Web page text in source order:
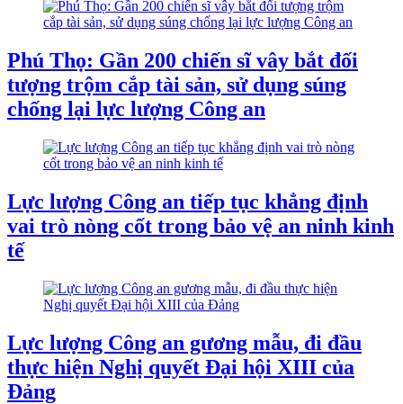
Phú Thọ: Gần 200 chiến sĩ vây bắt đối
tượng trộm cắp tài sản, sử dụng súng
chống lại lực lượng Công an
Lực lượng Công an tiếp tục khẳng định
vai trò nòng cốt trong bảo vệ an ninh kinh
tế
Lực lượng Công an gương mẫu, đi đầu
thực hiện Nghị quyết Đại hội XIII của
Đảng